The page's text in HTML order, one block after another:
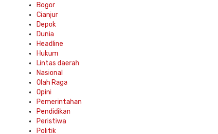
Bogor
Cianjur
Depok
Dunia
Headline
Hukum
Lintas daerah
Nasional
Olah Raga
Opini
Pemerintahan
Pendidikan
Peristiwa
Politik